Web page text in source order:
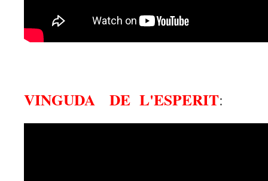
VINGUDA DE L'ESPERIT: